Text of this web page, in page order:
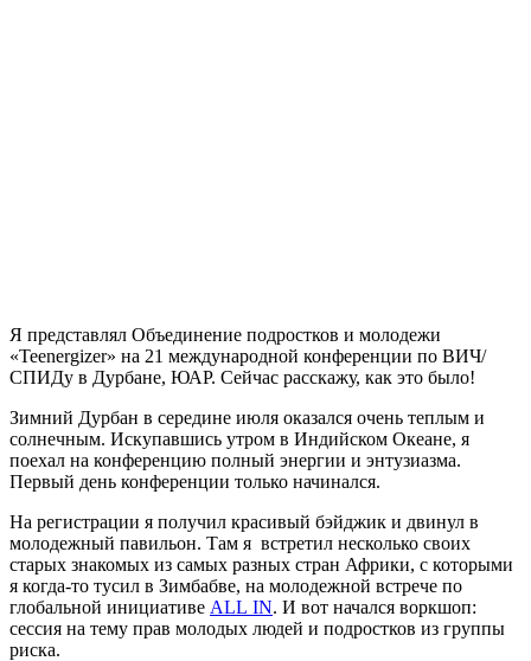
Я представлял Объединение подростков и молодежи
«Teenergizer» на 21 международной конференции по ВИЧ/
СПИДу в Дурбане, ЮАР. Сейчас расскажу, как это было!
Зимний Дурбан в середине июля оказался очень теплым и
солнечным. Искупавшись утром в Индийском Океане, я
поехал на конференцию полный энергии и энтузиазма.
Первый день конференции только начинался.
На регистрации я получил красивый бэйджик и двинул в
молодежный павильон. Там я встретил несколько своих
старых знакомых из самых разных стран Африки, с которыми
я когда-то тусил в Зимбабве, на молодежной встрече по
глобальной инициативе ALL IN. И вот начался воркшоп:
сессия на тему прав молодых людей и подростков из группы
риска.